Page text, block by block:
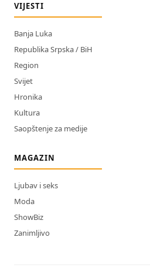
VIJESTI
Banja Luka
Republika Srpska / BiH
Region
Svijet
Hronika
Kultura
Saopštenje za medije
MAGAZIN
Ljubav i seks
Moda
ShowBiz
Zanimljivo